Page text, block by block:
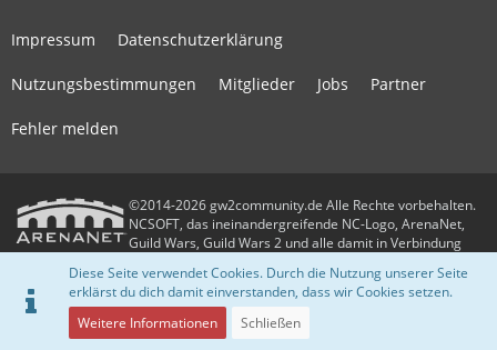
Impressum Datenschutzerklärung
Nutzungsbestimmungen Mitglieder Jobs Partner
Fehler melden
©2014-2026 gw2community.de Alle Rechte vorbehalten.
NCSOFT, das ineinandergreifende NC-Logo, ArenaNet,
Guild Wars, Guild Wars 2 und alle damit in Verbindung
Warenzeichen der NCSOFT Corporation. Alle anderen Warenzeichen oder
eingetragenen Warenzeichen sind das Eigentum ihrer jeweiligen Besitzer.
Community-Software:WoltLab Suite™
Diese Seite verwendet Cookies. Durch die Nutzung unserer Seite
erklärst du dich damit einverstanden, dass wir Cookies setzen.
Weitere Informationen
Schließen